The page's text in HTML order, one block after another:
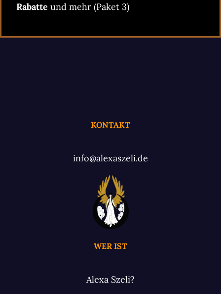
Rabatte und mehr (Paket 3)
KONTAKT
info@alexaszeli.de
WER IST
Alexa Szeli?